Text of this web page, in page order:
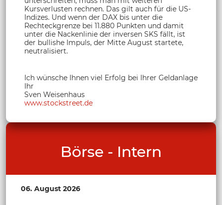
Kursverlusten rechnen. Das gilt auch für die US-
Indizes. Und wenn der DAX bis unter die
Rechteckgrenze bei 11.880 Punkten und damit
unter die Nackenlinie der inversen SKS fällt, ist
der bullishe Impuls, der Mitte August startete,
neutralisiert.
Ich wünsche Ihnen viel Erfolg bei Ihrer Geldanlage
Ihr
Sven Weisenhaus
www.stockstreet.de
Börse - Intern
06. August 2026